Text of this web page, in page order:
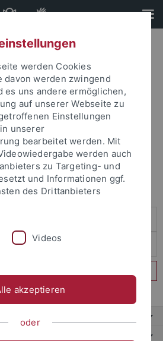
und Ihr Passwort an um sich
werden Cookies
davon werden zwingend
es uns andere ermöglichen,
auf unserer Webseite zu
Einstellungen
unserer
bearbeitet werden. Mit
werden auch
zu Targeting- und
und Informationen ggf.
des Drittanbieters
Videos
akzeptieren
oder